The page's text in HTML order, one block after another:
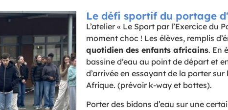
Le défi sportif du portage
L’atelier « Le Sport par l’Exercice du
moment choc ! Les élèves, remplis
quotidien des enfants africains. En
bassine d’eau au point de départ et
d’arrivée en essayant de la porter
Afrique. (prévoir k-way et bottes).
Porter des bidons d’eau sur une